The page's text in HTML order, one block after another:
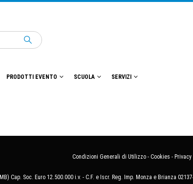
PRODOTTI EVENTO SCUOLA SERVIZI
Condizioni Generali di Utilizzo - Cookies - Privacy
Cap. Soc. Euro 12.500.000 i.v. - C.F. e Iscr. Reg. Imp. Monza e Brianza